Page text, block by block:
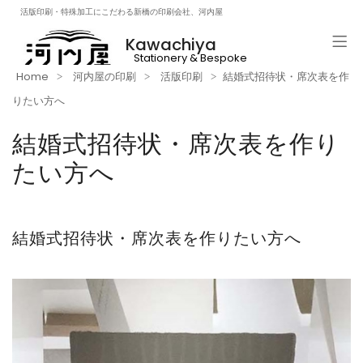
活版印刷・特殊加工にこだわる新橋の印刷会社、河内屋
Kawachiya
Stationery & Bespoke
Printng & Craft Beer!!
Home 河内屋の印刷 活版印刷
結婚式招待状・席次表を作
りたい方へ
結婚式招待状・席次表を作り
たい方へ
結婚式招待状・席次表を作りたい方へ